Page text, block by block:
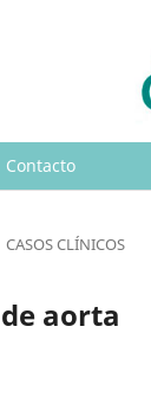
Contacto
CASOS CLÍNICOS
aorta